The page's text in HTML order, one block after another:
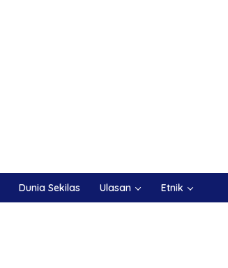
Dunia Sekilas Ulasan Etnik